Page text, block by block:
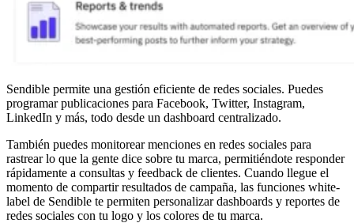
Sendible permite una gestión eficiente de redes sociales. Puedes
programar publicaciones para Facebook, Twitter, Instagram,
LinkedIn y más, todo desde un dashboard centralizado.
También puedes monitorear menciones en redes sociales para
rastrear lo que la gente dice sobre tu marca, permitiéndote responder
rápidamente a consultas y feedback de clientes. Cuando llegue el
momento de compartir resultados de campaña, las funciones white-
label de Sendible te permiten personalizar dashboards y reportes de
redes sociales con tu logo y los colores de tu marca.